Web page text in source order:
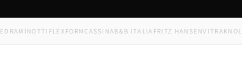
MINOTTIFLEXFORMCASSINAB&B ITALIAFRITZ HANSENVITRAKNOLL